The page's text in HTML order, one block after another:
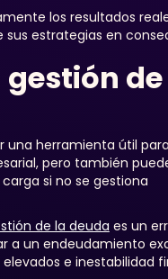
los resultados
sus estrategias en
una herramienta útil
pero también
si no se gestiona
de la deuda es un
a un endeudamiento
e inestabilidad